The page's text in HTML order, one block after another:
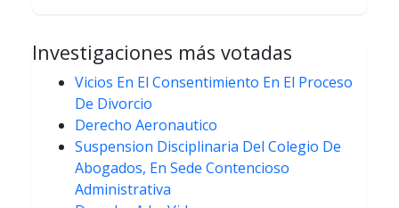
Investigaciones más votadas
Vicios En El Consentimiento En El Proceso
De Divorcio
Derecho Aeronautico
Suspension Disciplinaria Del Colegio De
Abogados, En Sede Contencioso
Administrativa